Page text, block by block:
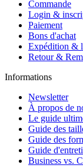
Commande
Login &
Paiement
Bons d'achat
Expédition &
Retour &
Informations
Newsletter
À propos de
Le guide
Guide des
Guide des
Guide
Business vs.